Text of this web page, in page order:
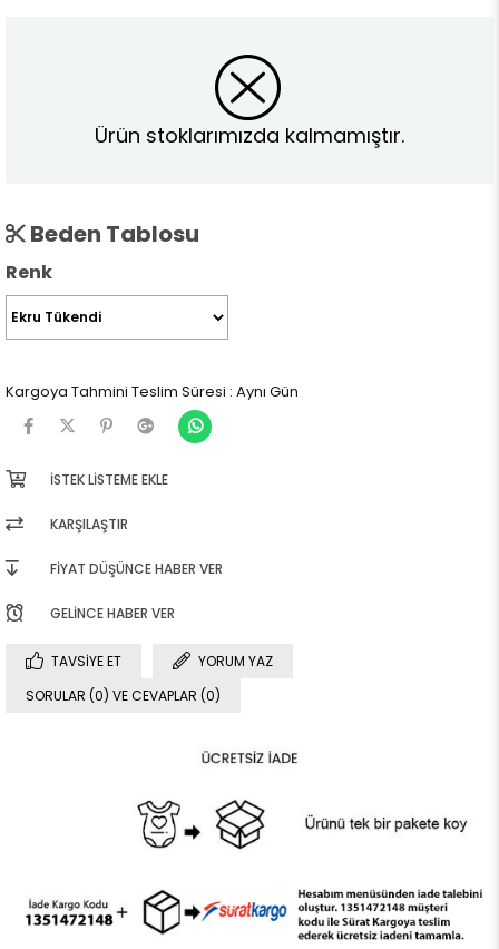
Ürün stoklarımızda kalmamıştır.
Beden Tablosu
Renk
Kargoya Tahmini Teslim Süresi : Aynı Gün
İSTEK LISTEME EKLE
KARŞILAŞTIR
FIYAT DÜŞÜNCE HABER VER
GELINCE HABER VER
TAVSIYE ET
YORUM YAZ
SORULAR (0) VE CEVAPLAR (0)